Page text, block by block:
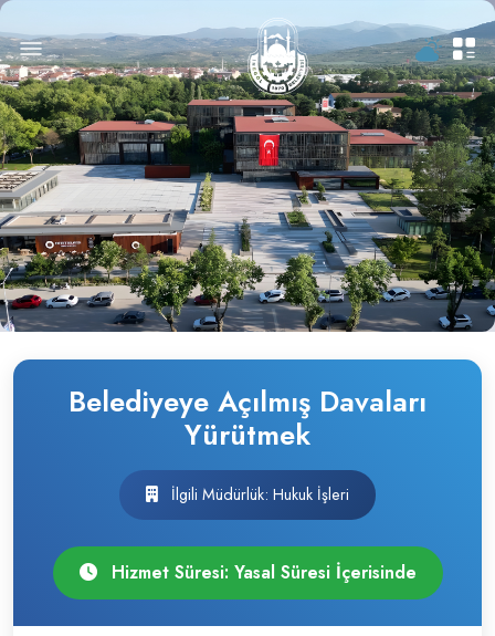
Belediyeye Açılmış Davaları
Yürütmek
İlgili Müdürlük: Hukuk İşleri
Hizmet Süresi: Yasal Süresi İçerisinde